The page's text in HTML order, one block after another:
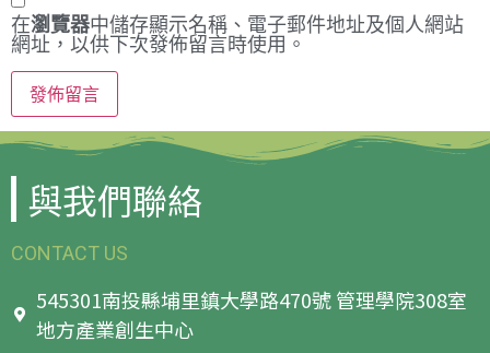
在瀏覽器中儲存顯示名稱、電子郵件地址及個人網站
網址，以供下次發佈留言時使用。
與我們聯絡
CONTACT US
545301南投縣埔里鎮大學路470號 管理學院308室
地方產業創生中心